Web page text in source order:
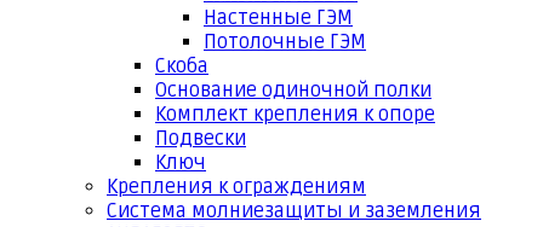
Настенные ГЭМ
Потолочные ГЭМ
Скоба
Основание одиночной полки
Комплект крепления к опоре
Подвески
Ключ
Крепления к ограждениям
Система молниезащиты и заземления